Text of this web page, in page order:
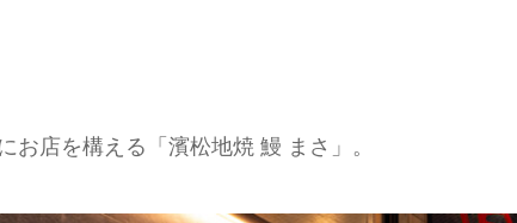
お店を構える「濱松地焼 鰻 まさ」。